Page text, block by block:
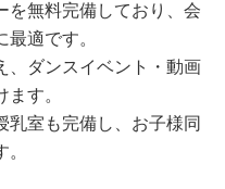
を無料完備しており、会
適です。
、ダンスイベント・動画
す。
乳室も完備し、お子様同